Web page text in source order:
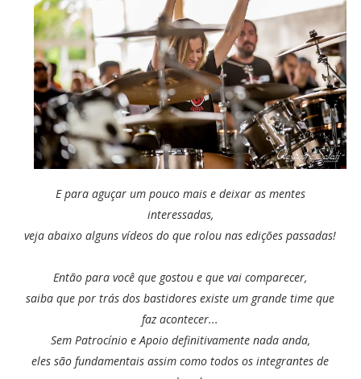
E para aguçar um pouco mais e deixar as mentes
interessadas,
veja abaixo alguns vídeos do que rolou nas edições passadas!
Então para você que gostou e que vai comparecer,
saiba que por trás dos bastidores existe um grande time que
faz acontecer...
Sem Patrocínio e Apoio definitivamente nada anda,
eles são fundamentais assim como todos os integrantes de